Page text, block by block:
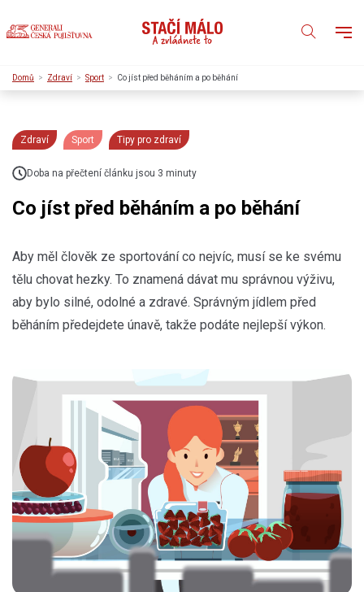
Domů Zdraví Sport Co jíst před běháním a po běhání
Zdraví Sport Tipy pro zdraví
Doba na přečtení článku jsou 3 minuty
Co jíst před běháním a po běhání
Aby měl člověk ze sportování co nejvíc, musí se ke svému
tělu chovat hezky. To znamená dávat mu správnou výživu,
aby bylo silné, odolné a zdravé. Správným jídlem před
běháním předejdete únavě, takže podáte nejlepší výkon.